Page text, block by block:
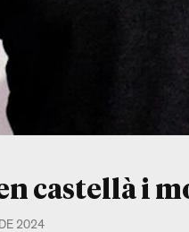
castellà i
2024